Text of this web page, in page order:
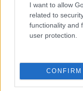
I want to allow
related to
functionality and
user protection.
CONFIRM
CIENCIA Y TECNOLOGÍA